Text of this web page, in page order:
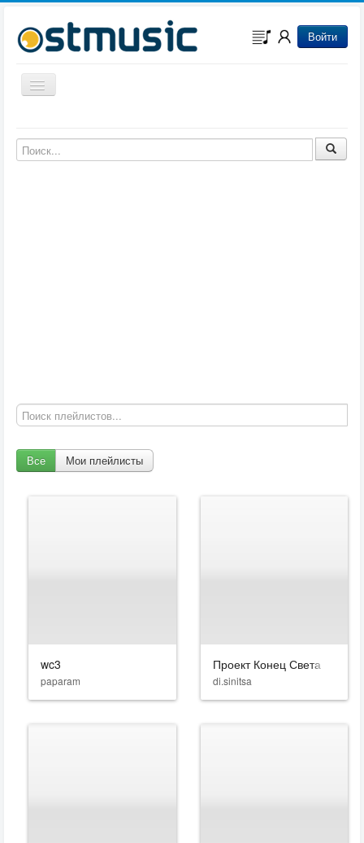
Войти
Включить/выключить навигацию
Музыка из мультфильмов
Музыка из сериалов
Все Мои плейлисты
wc3
paparam
Проект Конец Света
di.sinitsa